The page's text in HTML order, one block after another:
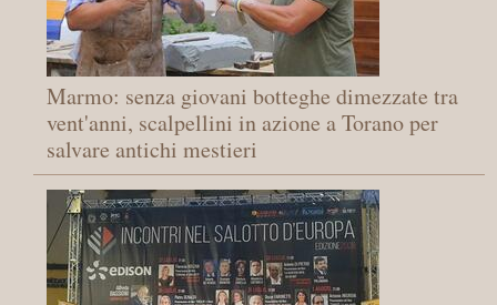
Marmo: senza giovani botteghe dimezzate tra
vent'anni, scalpellini in azione a Torano per
salvare antichi mestieri